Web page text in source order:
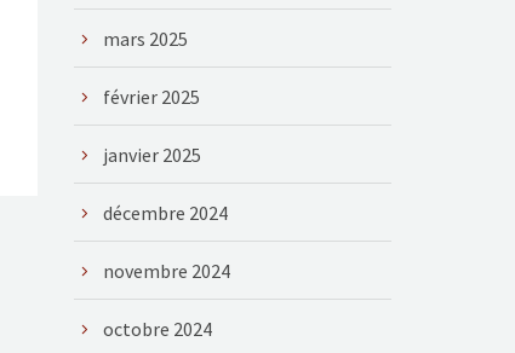
mars 2025
février 2025
janvier 2025
décembre 2024
novembre 2024
octobre 2024